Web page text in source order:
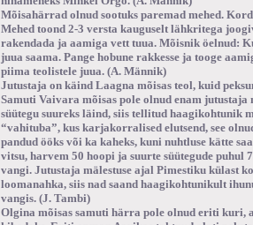
Mõisahärrad olnud sootuks paremad mehed.
Mehed toond 2-3 versta kauguselt lähkritega
rakendada ja aamiga vett tuua. Mõisnik öelnud:
juua saama. Pange hobune rakkesse ja tooge
piima teolistele juua. (A. Männik)
Jutustaja on käind Laagna mõisas teol, kuid
Samuti Vaivara mõisas pole olnud enam
süütegu suureks läind, siis tellitud haagikohtunik
“vahituba”, kus karjakorralised elutsend, see
pandud ööks või ka kaheks, kuni nuhtluse kätte
vitsu, harvem 50 hoopi ja suurte süütegude puhul
vangi. Jutustaja mälestuse ajal Pimestiku külast
loomanahka, siis nad saand haagikohtunikult
vangis. (J. Tambi)
Olgina mõisas samuti härra pole olnud eriti kuri,